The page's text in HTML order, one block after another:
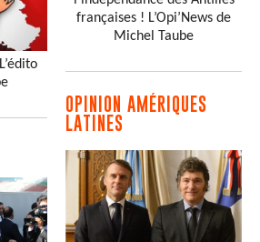
françaises ! L’Opi’News de
Michel Taube
OPINION AMÉRIQUES
LATINES